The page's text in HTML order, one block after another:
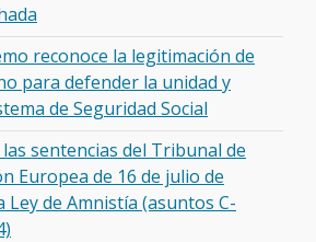
reconoce la legitimación de
para defender la unidad y
de Seguridad Social
sentencias del Tribunal de
Europea de 16 de julio de
Ley de Amnistía (asuntos C-